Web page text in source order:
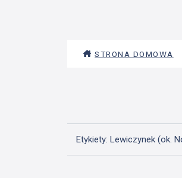
STRONA DOMOWA
Etykiety: Lewiczynek (ok.